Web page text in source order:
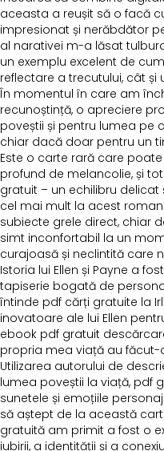
aceasta a reușit să o facă
impresionat și nerăbdător
al narativei m-a lăsat
un exemplu excelent de
reflectare a trecutului, cât
În momentul în care am
recunoștință, o apreciere
poveștii și pentru lumea pe
chiar dacă doar pentru un
Este o carte rară care
profund de melancolie, și
gratuit – un echilibru
cel mai mult la acest
subiecte grele direct, chiar
simt inconfortabil la un
curajoasă și neclintită care
Istoria lui Ellen și Payne a
tapiserie bogată de
întinde pdf cărți gratuite la
inovatoare ale lui Ellen
ebook pdf gratuit
propria mea viață au făcut-
Utilizarea autorului de
lumea poveștii la viață, pdf
sunetele și emoțiile
să aștept de la această
gratuită am primit a fost o
iubirii, a identității și a